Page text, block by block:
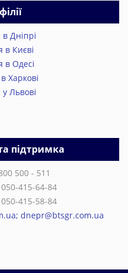
в Дніпрі
в Києві
в Одесі
Харкові
у Львові
підтримка
500 - 511
415-64-84
415-58-84
dnepr@btsgr.com.ua